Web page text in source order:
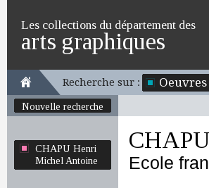
Les collections du département des
arts graphiques
Recherche sur : Oeuvres
Nouvelle recherche
CHAPU Henri
Michel Antoine
Ecole